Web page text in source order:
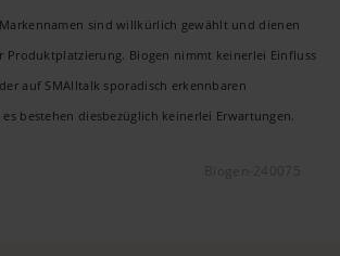
sind willkürlich gewählt und dienen
Produktplatzierung. Biogen nimmt keinerlei Einfluss
auf SMAlltalk sporadisch erkennbaren
bestehen diesbezüglich keinerlei Erwartungen.